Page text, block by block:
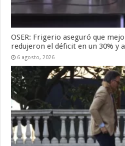
OSER: Frigerio aseguró que
redujeron el déficit en un 30% y
6 agosto, 2026